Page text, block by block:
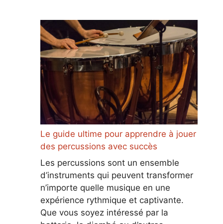
Le guide ultime pour apprendre à jouer
des percussions avec succès
Les percussions sont un ensemble
d’instruments qui peuvent transformer
n’importe quelle musique en une
expérience rythmique et captivante.
Que vous soyez intéressé par la